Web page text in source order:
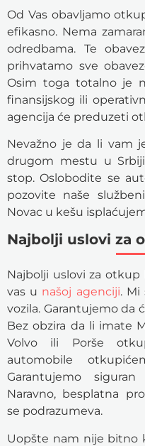
Od Vas obavljamo
efikasno. Nema
odredbama. Te
prihvatamo sve
Osim toga totalno je
finansijskog ili
agencija će preduzeti
Nevažno je da li vam
drugom mestu u
stop. Oslobodite se
pozovite naše
Novac u kešu
Najbolji uslovi za
Najbolji uslovi za
vas u našoj agenciji.
vozila. Garantujemo da
Bez obzira da li imate
Volvo ili Porše
automobile
Garantujemo
Naravno, besplatna
se podrazumeva.
Uopšte nam nije bitno